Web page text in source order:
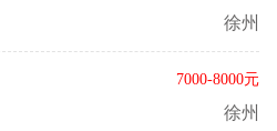
徐州
7000-8000元
徐州